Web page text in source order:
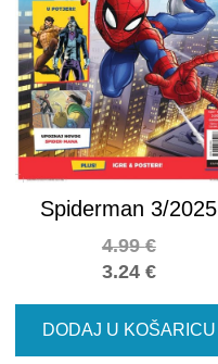
Spiderman 3/2025
3.24 €
4.99€
DODAJ U KOŠARICU